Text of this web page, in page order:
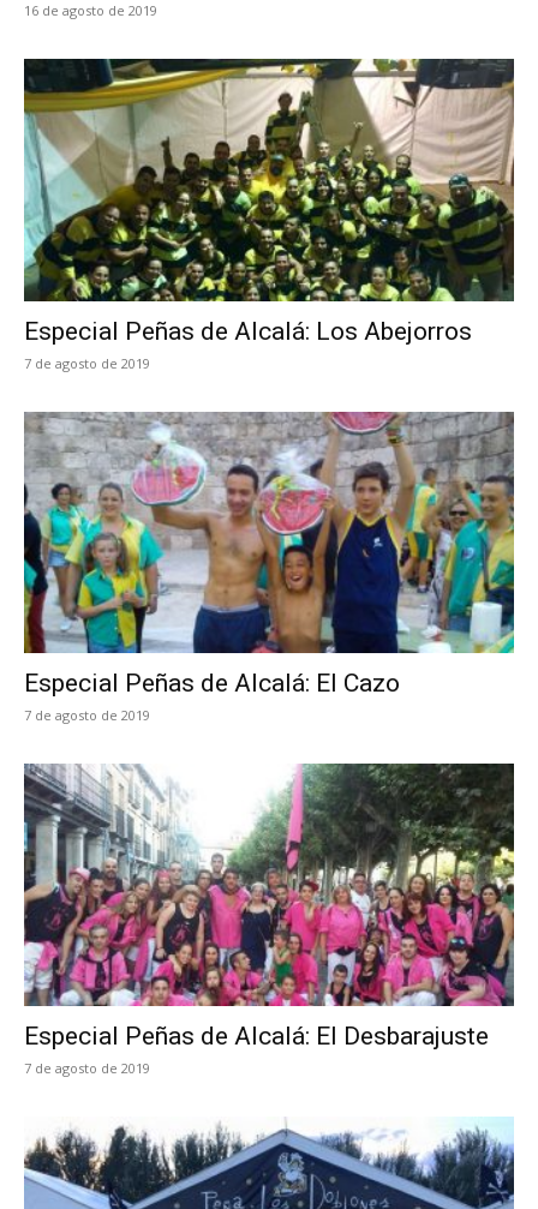
16 de agosto de 2019
Especial Peñas de Alcalá: Los Abejorros
7 de agosto de 2019
Especial Peñas de Alcalá: El Cazo
7 de agosto de 2019
Especial Peñas de Alcalá: El Desbarajuste
7 de agosto de 2019